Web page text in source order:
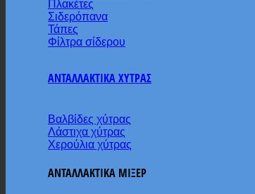
Πλακέτες
Σιδερόπανα
Τάπες
Φίλτρα σίδερου
ΑΝΤΑΛΛΑΚΤΙΚΑ ΧΥΤΡΑΣ
Βαλβίδες χύτρας
Λάστιχα χύτρας
Χερούλια χύτρας
ΑΝΤΑΛΛΑΚΤΙΚΑ ΜΙΞΕΡ